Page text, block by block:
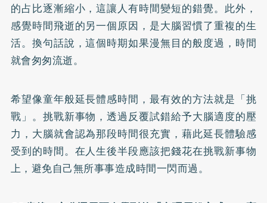
的占比逐漸縮小，這讓人有時間變短的錯覺。此外，
感覺時間飛逝的另一個原因，是大腦習慣了重複的生
活。換句話說，這個時期如果漫無目的般度過，時間
就會匆匆流逝。
希望像童年般延長體感時間，最有效的方法就是「挑
戰」。挑戰新事物，透過反覆試錯給予大腦適度的壓
力，大腦就會認為那段時間很充實，藉此延長體驗感
受到的時間。在人生後半段應該把錢花在挑戰新事物
上，避免自己無所事事造成時間一閃而過。